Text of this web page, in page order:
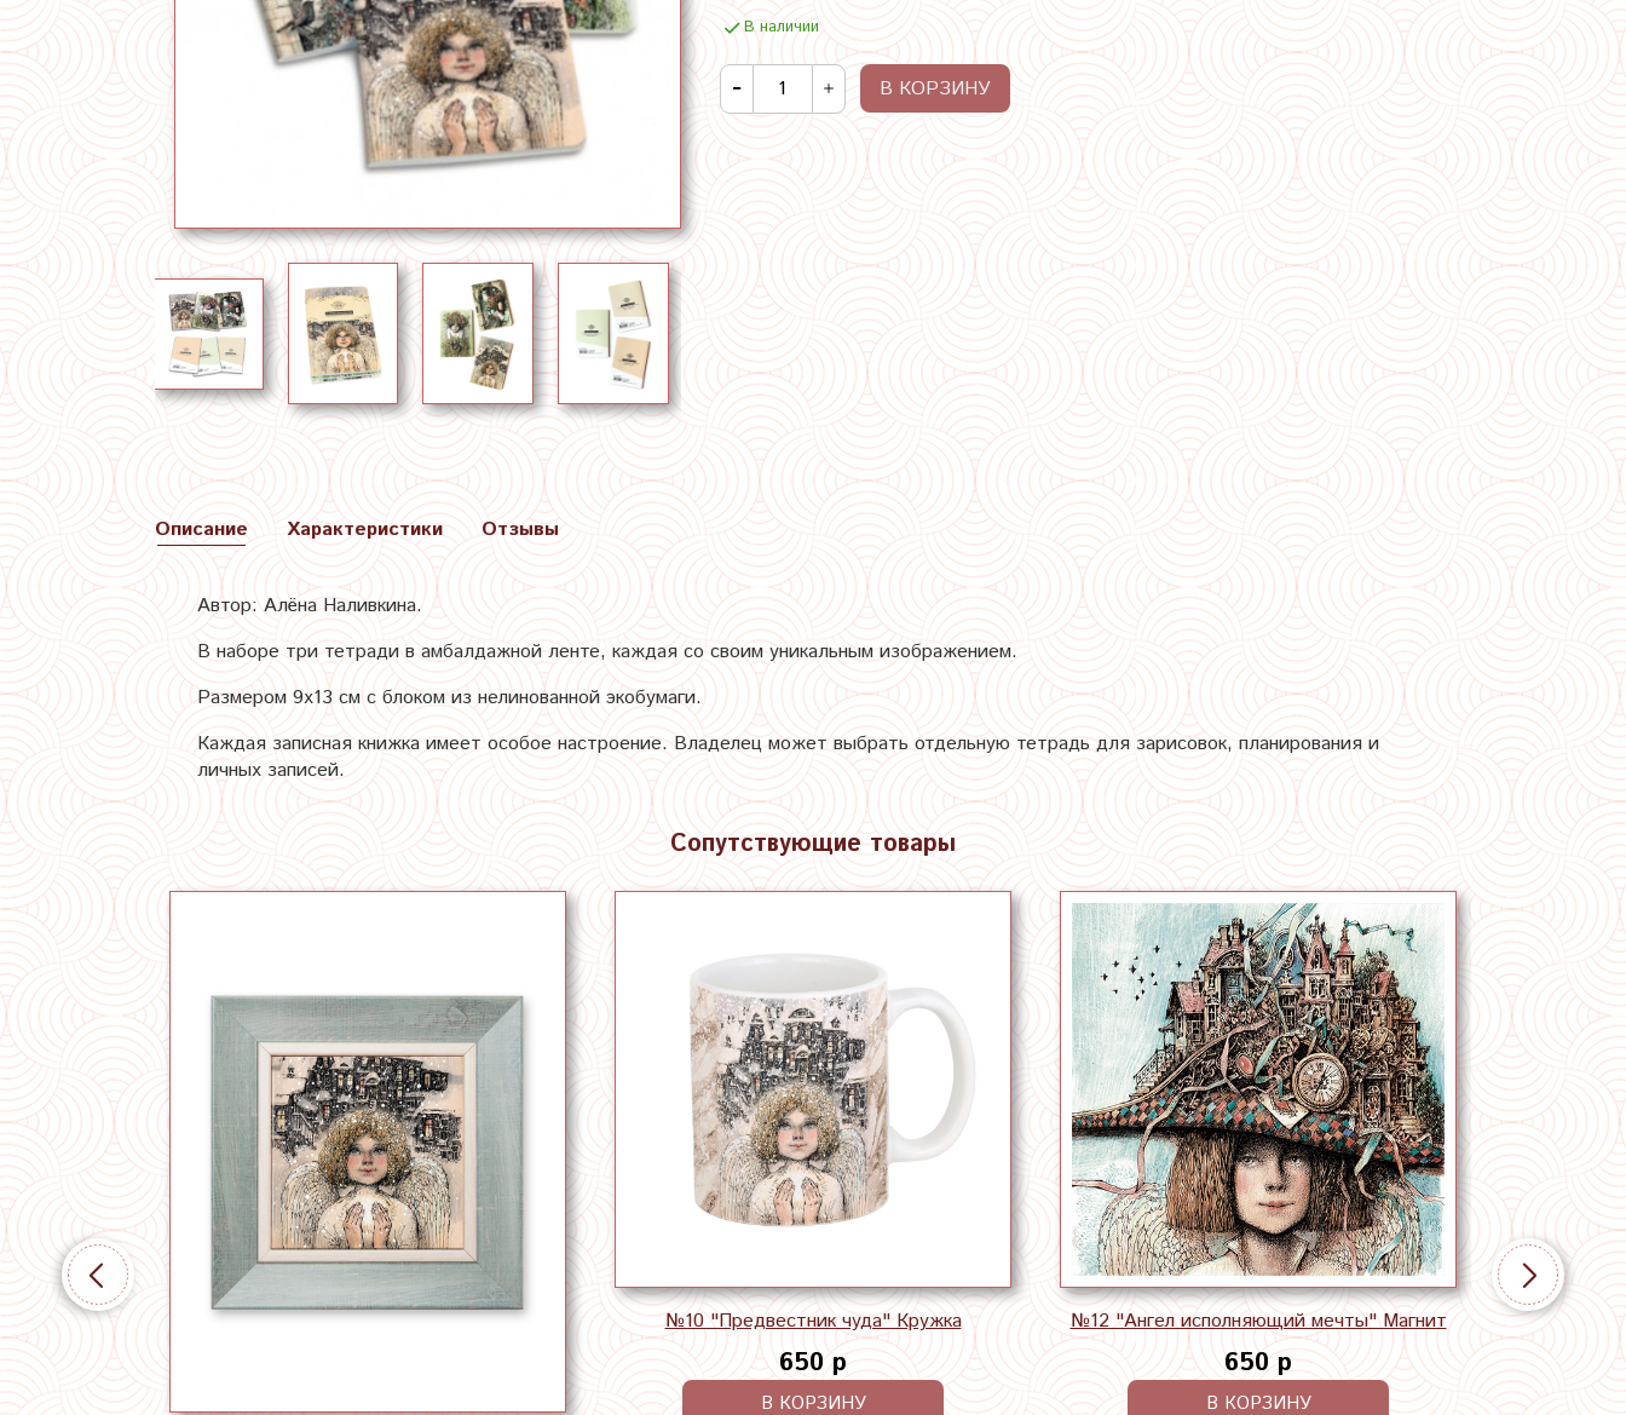
В наличии
В КОРЗИНУ
Описание
Автор: Алёна Наливкина.
В наборе три тетради в амбалдажной ленте, каждая со своим уникальным изображением.
Размером 9х13 см с блоком из нелинованной экобумаги.
Каждая записная книжка имеет особое настроение. Владелец может выбрать отдельную тетрадь для зарисовок, планирования и
личных записей.
Характеристики Отзывы
Сопутствующие товары
№10 "Предвестник чуда" Кружка
650 р
В КОРЗИНУ
№12 "Ангел исполняющий мечты" Магнит
650 р
В КОРЗИНУ